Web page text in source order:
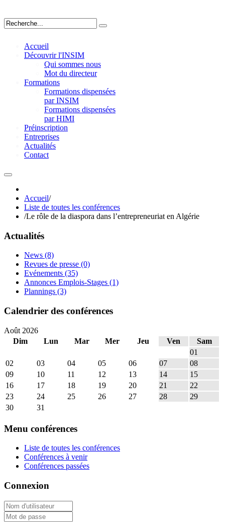
Accueil
Découvrir l'INSIM
Qui sommes nous
Mot du directeur
Formations
Formations dispensées
par INSIM
Formations dispensées
par HIMI
Préinscription
Entreprises
Actualités
Contact
Accueil/
Liste de toutes les conférences
/Le rôle de la diaspora dans l’entrepreneuriat en Algérie
Actualités
News (8)
Revues de presse (0)
Evénements (35)
Annonces Emplois-Stages (1)
Plannings (3)
Calendrier des conférences
Août 2026
Dim
Lun Mar Mer Jeu Ven
Sam
01
02
03 04 05 06 07
08
09
10 11 12 13 14
15
16
17 18 19 20 21
22
23
24 25 26 27 28
29
30
31
Menu conférences
Liste de toutes les conférences
Conférences à venir
Conférences passées
Connexion